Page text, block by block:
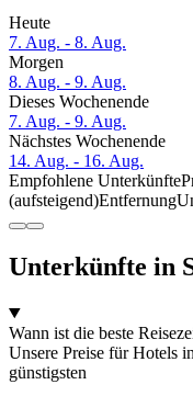
Heute
7. Aug. - 8. Aug.
Morgen
8. Aug. - 9. Aug.
Dieses Wochenende
7. Aug. - 9. Aug.
Nächstes Wochenende
14. Aug. - 16. Aug.
Empfohlene Unterkünfte
(aufsteigend)Entfernung
Unterkünfte in
Wann ist die beste
Unsere Preise für Hotels
günstigsten